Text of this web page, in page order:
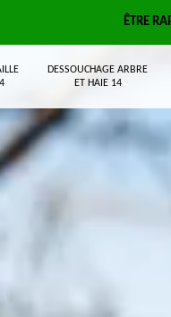
ÊTRE
DESSOUCHAGE ARBRE
ET HAIE 14